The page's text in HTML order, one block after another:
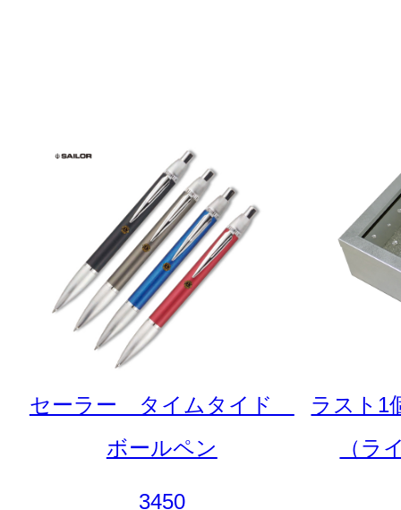
セーラー タイムタイド
ボールペン
3450
ラスト
（ラ